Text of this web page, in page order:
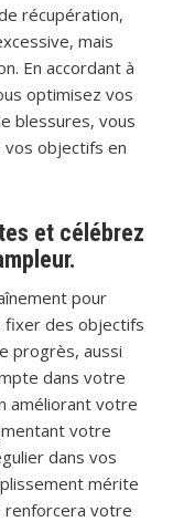
récupération,
mais
En accordant à
optimisez vos
blessures, vous
vos objectifs en
et célébrez
pour
fixer des objectifs
progrès, aussi
dans votre
améliorant votre
votre
dans vos
mérite
renforcera votre